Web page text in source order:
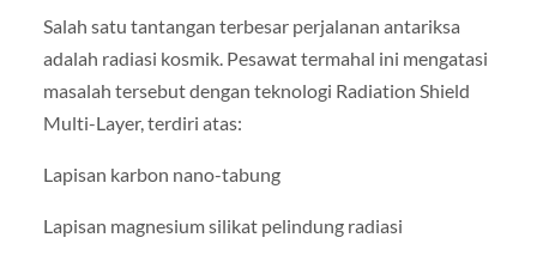
Salah satu tantangan terbesar perjalanan antariksa
adalah radiasi kosmik. Pesawat termahal ini mengatasi
masalah tersebut dengan teknologi Radiation Shield
Multi-Layer, terdiri atas:
Lapisan karbon nano-tabung
Lapisan magnesium silikat pelindung radiasi